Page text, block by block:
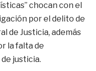
chocan con el
por el delito de
de Justicia, además
la falta de
justicia.